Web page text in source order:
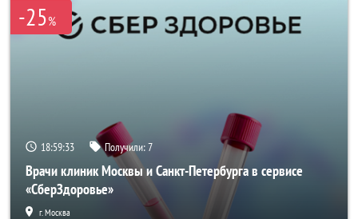
-25%
18:59:32 Получили:7
Врачи клиник Москвы и Санкт-Петербурга в сервисе
«СберЗдоровье»
г. Москва